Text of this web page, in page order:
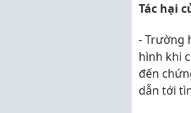
Tác hại
- Trường
hình khi
đến
dẫn tới